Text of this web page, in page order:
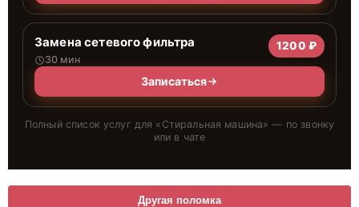
Замена сетевого фильтра
30 мин
1200 ₽
Записаться
Полный список услуг для « Стиральная машина» — по звонку
или в чате
Другая поломка